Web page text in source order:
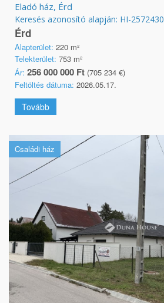
Eladó ház, Érd
Keresés azonosító alapján: HI-2572430
Érd
Alapterület: 220 m²
Telekterület: 753 m²
Ár: 256 000 000 Ft (705 234 €)
Feltöltés dátuma: 2026.05.17.
Tovább
Családi ház